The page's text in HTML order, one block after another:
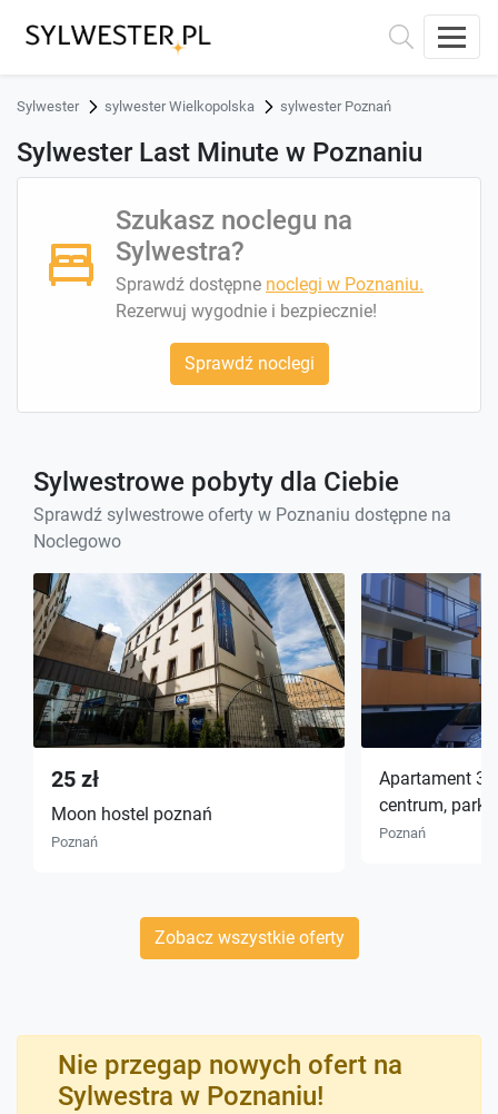
Sylwester sylwester Wielkopolska sylwester Poznań
Sylwester Last Minute w Poznaniu
Szukasz noclegu na
Sylwestra?
Sprawdź dostępne noclegi w Poznaniu.
Rezerwuj wygodnie i bezpiecznie!
Sprawdź noclegi
Sylwestrowe pobyty dla Ciebie
Sprawdź sylwestrowe oferty w Poznaniu dostępne na
Noclegowo
25 zł
Moon hostel poznań
Poznań
Apartament 3
centrum,
Poznań
Zobacz wszystkie oferty
Nie przegap nowych ofert na
Sylwestra w Poznaniu!